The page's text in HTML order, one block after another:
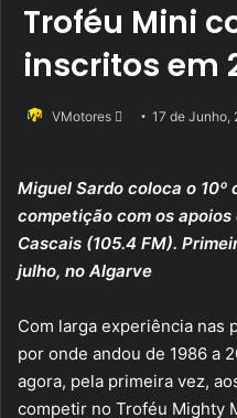
Troféu Mini
inscritos em
VMotores
Send17 de Junho,
Miguel Sardo coloca o 10º
competição com os
Cascais (105.4 FM).
julho, no Algarve
Com larga experiência nas
por onde andou de 1986 a
agora, pela primeira vez,
competir no Troféu Mighty